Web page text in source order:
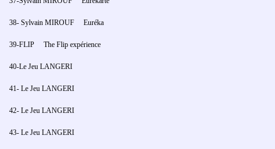
38- Sylvain MIROUF Euréka
39-FLIP The Flip expérience
40-Le Jeu LANGERI
41- Le Jeu LANGERI
42- Le Jeu LANGERI
43- Le Jeu LANGERI